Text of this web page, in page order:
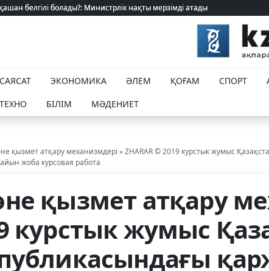
белгілі болады?: Министрлік нақты мерзімді атады
белгілі болады?: Министрлік нақты мерзімді атады
САЯСАТ ЭКОНОМИКА ӘЛЕМ ҚОҒАМ СПОРТ
ТЕХНО БІЛІМ МӘДЕНИЕТ
қызмет атқару механизмдері » ZHARAR © 2019 курстык жумыс
жоба курсовая работа
қызмет атқару
курстык жумыс